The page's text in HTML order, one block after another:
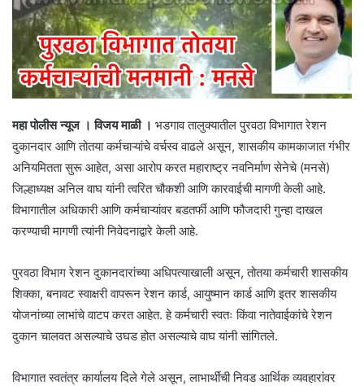
महा पोलीस न्यूज । विजय माळी । भडगाव तालुक्यातील पुरवठा विभागात रेशन
दुकानदार आणि तोतया कर्मचाऱ्यांचे वर्चस्व वाढले असून, शासकीय कामकाजात गंभीर
अनियमितता सुरू आहेत, असा आरोप करत महाराष्ट्र नवनिर्माण सेनेचे (मनसे)
जिल्हाध्यक्ष अनिल वाघ यांनी त्वरित चौकशी आणि कारवाईची मागणी केली आहे.
विभागातील अधिकारी आणि कर्मचाऱ्यांवर बडतर्फी आणि फौजदारी गुन्हा दाखल
करण्याची मागणी त्यांनी निवेदनाद्वारे केली आहे.
पुरवठा विभाग रेशन दुकानदारांच्या अधिपत्याखाली असून, तोतया कर्मचारी शासकीय
शिक्का, बनावट स्वाक्षरी वापरून रेशन कार्ड, आयुष्मान कार्ड आणि इतर शासकीय
योजनांच्या लाभांचे वाटप करत आहेत. हे कर्मचारी स्वतः किंवा नातेवाईकांचे रेशन
दुकान चालवत असल्याचे उघड होत असल्याचे वाघ यांनी सांगितले.
विभागात स्वतंत्र कार्यालय दिले गेले असून, लाभार्थींची निवड आर्थिक व्यवहारांवर